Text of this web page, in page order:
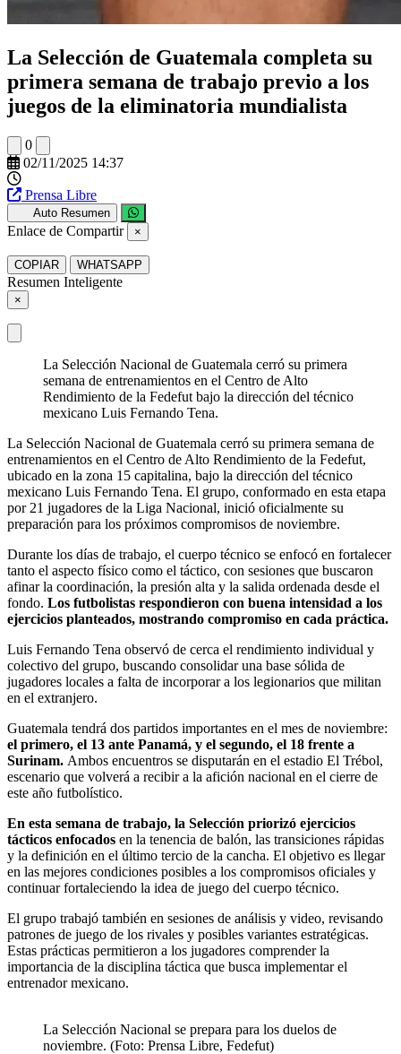
La Selección de Guatemala completa su
primera semana de trabajo previo a los
juegos de la eliminatoria mundialista
0
02/11/2025 14:37
Prensa Libre
Auto Resumen
Enlace de Compartir ×
COPIAR WHATSAPP
Resumen Inteligente
×
La Selección Nacional de Guatemala cerró su primera
semana de entrenamientos en el Centro de Alto
Rendimiento de la Fedefut bajo la dirección del técnico
mexicano Luis Fernando Tena.
La Selección Nacional de Guatemala cerró su primera semana de
entrenamientos en el Centro de Alto Rendimiento de la Fedefut,
ubicado en la zona 15 capitalina, bajo la dirección del técnico
mexicano Luis Fernando Tena. El grupo, conformado en esta etapa
por 21 jugadores de la Liga Nacional, inició oficialmente su
preparación para los próximos compromisos de noviembre.
Durante los días de trabajo, el cuerpo técnico se enfocó en fortalecer
tanto el aspecto físico como el táctico, con sesiones que buscaron
afinar la coordinación, la presión alta y la salida ordenada desde el
fondo. Los futbolistas respondieron con buena intensidad a los
ejercicios planteados, mostrando compromiso en cada práctica.
Luis Fernando Tena observó de cerca el rendimiento individual y
colectivo del grupo, buscando consolidar una base sólida de
jugadores locales a falta de incorporar a los legionarios que militan
en el extranjero.
Guatemala tendrá dos partidos importantes en el mes de noviembre:
el primero, el 13 ante Panamá, y el segundo, el 18 frente a
Surinam. Ambos encuentros se disputarán en el estadio El Trébol,
escenario que volverá a recibir a la afición nacional en el cierre de
este año futbolístico.
En esta semana de trabajo, la Selección priorizó ejercicios
tácticos enfocados en la tenencia de balón, las transiciones rápidas
y la definición en el último tercio de la cancha. El objetivo es llegar
en las mejores condiciones posibles a los compromisos oficiales y
continuar fortaleciendo la idea de juego del cuerpo técnico.
El grupo trabajó también en sesiones de análisis y video, revisando
patrones de juego de los rivales y posibles variantes estratégicas.
Estas prácticas permitieron a los jugadores comprender la
importancia de la disciplina táctica que busca implementar el
entrenador mexicano.
La Selección Nacional se prepara para los duelos de
noviembre. (Foto: Prensa Libre, Fedefut)